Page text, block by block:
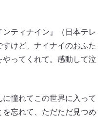
ティナイン』（日本テレ
けど、ナイナイのおふた
ってくれて。感動して泣
憧れてこの世界に入って
忘れて、ただただ見つめ